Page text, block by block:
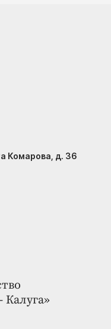
Калуга»
Комарова, д. 36